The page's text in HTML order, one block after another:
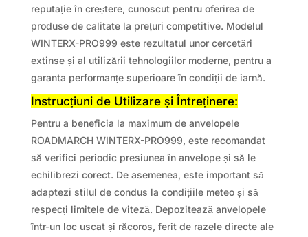
reputație în creștere, cunoscut pentru oferirea de
produse de calitate la prețuri competitive. Modelul
WINTERX-PRO999 este rezultatul unor cercetări
extinse și al utilizării tehnologiilor moderne, pentru a
garanta performanțe superioare în condiții de iarnă.
Instrucțiuni de Utilizare și Întreținere:
Pentru a beneficia la maximum de anvelopele
ROADMARCH WINTERX-PRO999, este recomandat
să verifici periodic presiunea în anvelope și să le
echilibrezi corect. De asemenea, este important să
adaptezi stilul de condus la condițiile meteo și să
respecți limitele de viteză. Depozitează anvelopele
într-un loc uscat și răcoros, ferit de razele directe ale